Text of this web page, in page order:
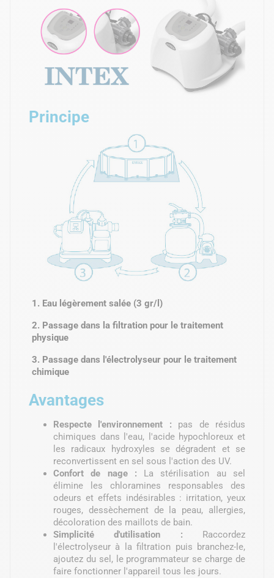
Principe
1. Eau légèrement salée (3 gr/l)
2. Passage dans la filtration pour le traitement
physique
3. Passage dans l'électrolyseur pour le traitement
chimique
Avantages
Respecte l'environnement : pas de résidus
chimiques dans l'eau, l'acide hypochloreux et
les radicaux hydroxyles se dégradent et se
reconvertissent en sel sous l'action des UV.
Confort de nage :
La stérilisation au sel
élimine les chloramines responsables des
odeurs et effets indésirables : irritation, yeux
rouges, dessèchement de la peau, allergies,
décoloration des maillots de bain.
Simplicité d'utilisation :
Raccordez
l'électrolyseur à la filtration puis branchez-le,
ajoutez du sel, le programmateur se charge de
faire fonctionner l'appareil tous les jours.